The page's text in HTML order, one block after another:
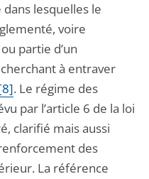
lesquelles le
voire
partie d’un
à entraver
. Le régime des
par l’article 6 de la loi
clarifié mais aussi
des
La référence